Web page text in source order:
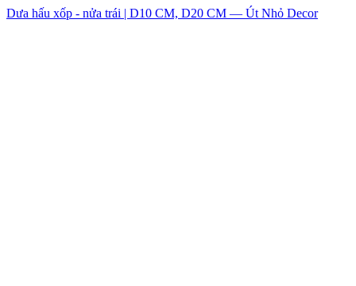
Dưa hấu xốp - nửa trái | D10 CM, D20 CM — Út Nhỏ Decor